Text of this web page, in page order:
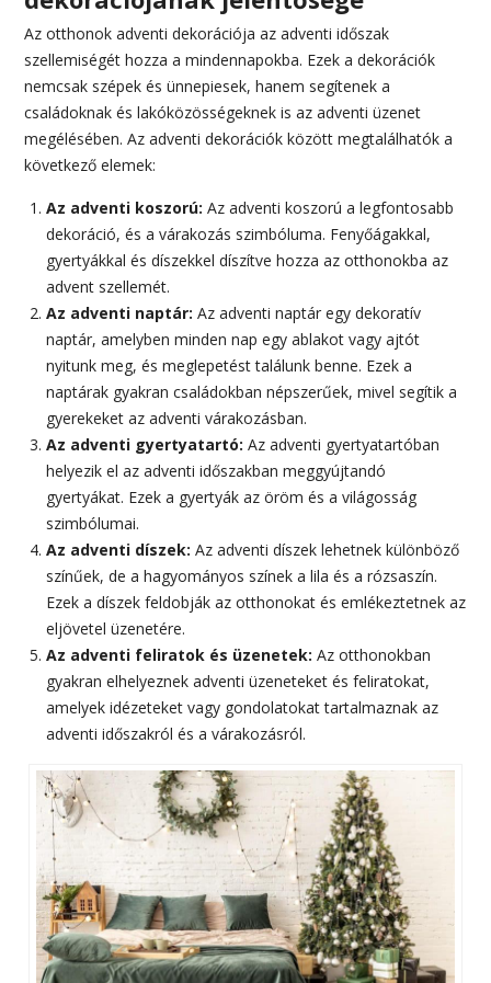
Az otthonok adventi dekorációja az adventi időszak
szellemiségét hozza a mindennapokba. Ezek a dekorációk
nemcsak szépek és ünnepiesek, hanem segítenek a
családoknak és lakóközösségeknek is az adventi üzenet
megélésében. Az adventi dekorációk között megtalálhatók a
következő elemek:
Az adventi koszorú: Az adventi koszorú a legfontosabb
dekoráció, és a várakozás szimbóluma. Fenyőágakkal,
gyertyákkal és díszekkel díszítve hozza az otthonokba az
advent szellemét.
Az adventi naptár: Az adventi naptár egy dekoratív
naptár, amelyben minden nap egy ablakot vagy ajtót
nyitunk meg, és meglepetést találunk benne. Ezek a
naptárak gyakran családokban népszerűek, mivel segítik a
gyerekeket az adventi várakozásban.
Az adventi gyertyatartó: Az adventi gyertyatartóban
helyezik el az adventi időszakban meggyújtandó
gyertyákat. Ezek a gyertyák az öröm és a világosság
szimbólumai.
Az adventi díszek: Az adventi díszek lehetnek különböző
színűek, de a hagyományos színek a lila és a rózsaszín.
Ezek a díszek feldobják az otthonokat és emlékeztetnek az
eljövetel üzenetére.
Az adventi feliratok és üzenetek: Az otthonokban
gyakran elhelyeznek adventi üzeneteket és feliratokat,
amelyek idézeteket vagy gondolatokat tartalmaznak az
adventi időszakról és a várakozásról.